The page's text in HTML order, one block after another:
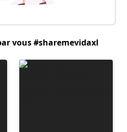
vous #sharemevidaxl